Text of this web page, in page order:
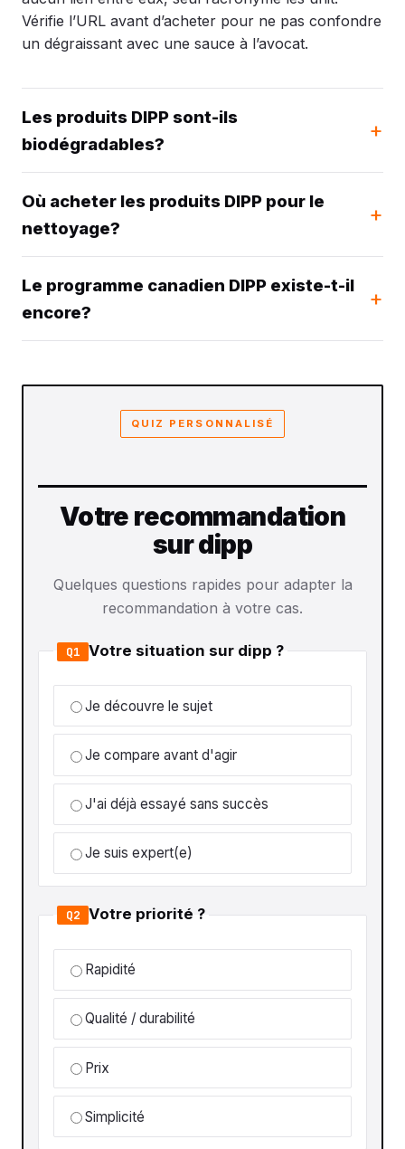
Vérifie l’URL avant d’acheter pour ne pas confondre
un dégraissant avec une sauce à l’avocat.
Les produits DIPP sont-ils
biodégradables?
Où acheter les produits DIPP pour le
nettoyage?
Le programme canadien DIPP existe-t-il
encore?
QUIZ PERSONNALISÉ
Votre recommandation
sur dipp
Quelques questions rapides pour adapter la
recommandation à votre cas.
Q1 Votre situation sur dipp ?
Je découvre le sujet
Je compare avant d'agir
J'ai déjà essayé sans succès
Je suis expert(e)
Q2 Votre priorité ?
Rapidité
Qualité / durabilité
Prix
Simplicité